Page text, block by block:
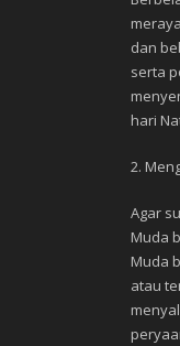
dan
serta
hari
2.
Agar
Muda
Muda
atau